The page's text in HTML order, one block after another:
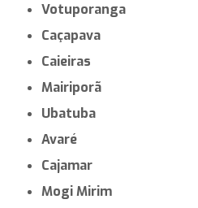
Votuporanga
Caçapava
Caieiras
Mairiporã
Ubatuba
Avaré
Cajamar
Mogi Mirim